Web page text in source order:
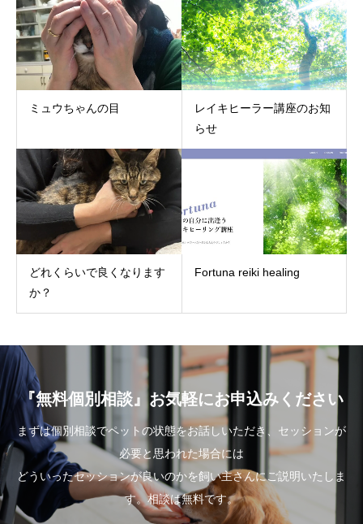
ミュウちゃんの目
レイキヒーラー講座のお知
らせ
どれくらいで良くなります
か？
Fortuna reiki healing
『無料個別相談』お気軽にお申込みください
まずは個別相談でペットの状態をお話しいただき、セッションが
必要と思われた場合には
どういったセッションが良いのかを飼い主さんにご説明いたしま
す。相談は無料です。